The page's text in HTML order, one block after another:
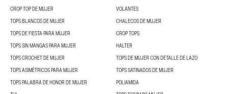
CROP TOP DE MUJER
VOLANTES
TOPS BLANCOS DE MUJER
CHALECOS DE MUJER
TOPS DE FIESTA PARA MUJER
CROP TOPS
TOPS SIN MANGAS PARA MUJER
HALTER
TOPS CROCHET DE MUJER
TOPS DE MUJER CON DETALLE DE LAZO
TOPS ASIMÉTRICOS PARA MUJER
TOPS SATINADOS DE MUJER
TOPS PALABRA DE HONOR DE MUJER
POLIAMIDA